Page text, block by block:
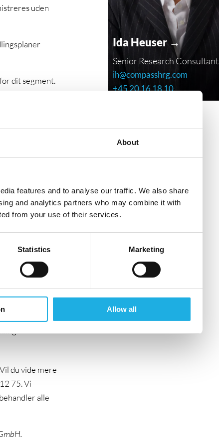
About
features and to analyse our traffic. We also share
and analytics partners who may combine it with
from your use of their services.
Statistics Marketing
Allow all
uden
dit segment.
mange
får du brug for
med flere
med såvel
”hands-on”.
i og for en
innovation
du vide mere
75. Vi
alle
Ida Heuser →
Senior Research Consultant
ih@compasshrg.com
+45 20 16 18 10